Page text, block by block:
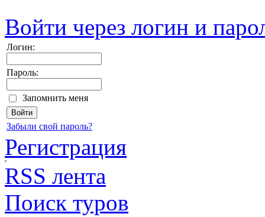
Войти через логин и
Логин:
Пароль:
Запомнить меня
Забыли свой пароль?
Регистрация
RSS лента
Поиск туров